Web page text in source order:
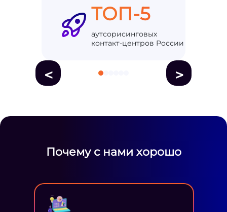
ТОП-5
аутсорисинговых
контакт-центров России
< >
Почему с нами хорошо